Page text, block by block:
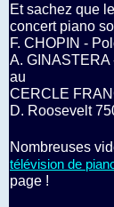
Et sachez que
concert piano
F. CHOPIN -
A. GINASTERA
au
CERCLE
D. Roosevelt
Nombreuses
télévision de
page !